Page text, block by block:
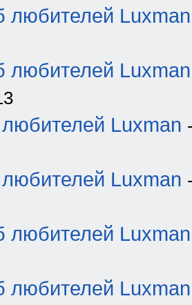
любителей Luxman
любителей Luxman
Luxman
Luxman
любителей Luxman
любителей Luxman